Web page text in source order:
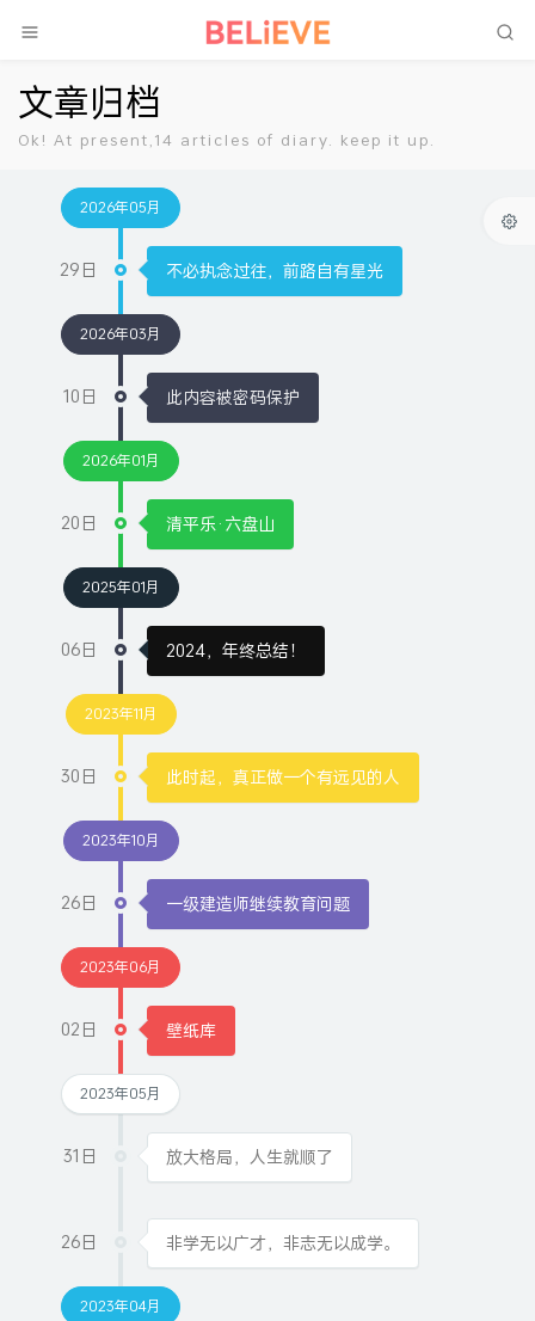
文章归档
Ok! At present,14 articles of diary. keep it up.
2026年05月
29日 不必执念过往，前路自有星光
2026年03月
10日 此内容被密码保护
2026年01月
20日 清平乐·六盘山
2025年01月
06日 2024，年终总结！
2023年11月
30日 此时起，真正做一个有远见的人
2023年10月
26日 一级建造师继续教育问题
2023年06月
02日 壁纸库
2023年05月
31日 放大格局，人生就顺了
26日 非学无以广才，非志无以成学。
2023年04月